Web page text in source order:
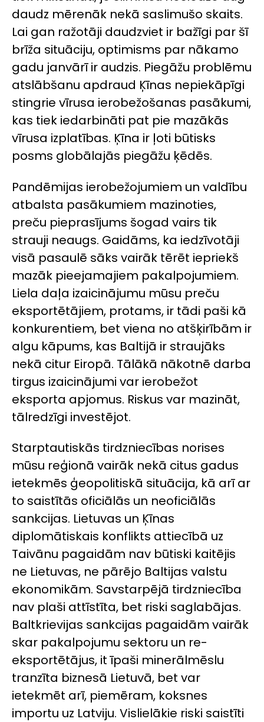
daudz mērenāk nekā saslimušo skaits.
Lai gan ražotāji daudzviet ir bažīgi par šī
brīža situāciju, optimisms par nākamo
gadu janvārī ir audzis. Piegāžu problēmu
atslābšanu apdraud Ķīnas nepiekāpīgi
stingrie vīrusa ierobežošanas pasākumi,
kas tiek iedarbināti pat pie mazākās
vīrusa izplatības. Ķīna ir ļoti būtisks
posms globālajās piegāžu ķēdēs.
Pandēmijas ierobežojumiem un valdību
atbalsta pasākumiem mazinoties,
preču pieprasījums šogad vairs tik
strauji neaugs. Gaidāms, ka iedzīvotāji
visā pasaulē sāks vairāk tērēt iepriekš
mazāk pieejamajiem pakalpojumiem.
Liela daļa izaicinājumu mūsu preču
eksportētājiem, protams, ir tādi paši kā
konkurentiem, bet viena no atšķirībām ir
algu kāpums, kas Baltijā ir straujāks
nekā citur Eiropā. Tālākā nākotnē darba
tirgus izaicinājumi var ierobežot
eksporta apjomus. Riskus var mazināt,
tālredzīgi investējot.
Starptautiskās tirdzniecības norises
mūsu reģionā vairāk nekā citus gadus
ietekmēs ģeopolitiskā situācija, kā arī ar
to saistītās oficiālās un neoficiālās
sankcijas. Lietuvas un Ķīnas
diplomātiskais konflikts attiecībā uz
Taivānu pagaidām nav būtiski kaitējis
ne Lietuvas, ne pārējo Baltijas valstu
ekonomikām. Savstarpējā tirdzniecība
nav plaši attīstīta, bet riski saglabājas.
Baltkrievijas sankcijas pagaidām vairāk
skar pakalpojumu sektoru un re-
eksportētājus, it īpaši minerālmēslu
tranzīta biznesā Lietuvā, bet var
ietekmēt arī, piemēram, koksnes
importu uz Latviju. Vislielākie riski saistīti